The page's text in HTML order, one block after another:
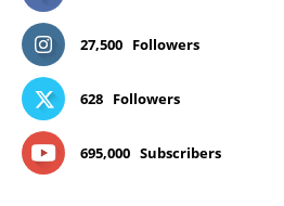
27,500 Followers
628 Followers
695,000 Subscribers